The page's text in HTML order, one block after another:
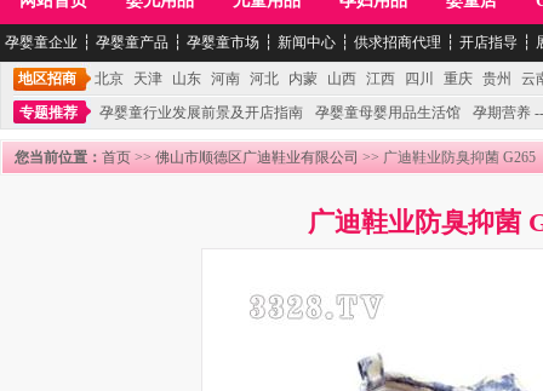
孕婴童企业 ┆ 孕婴童产品 ┆ 孕婴童市场 ┆ 新闻中心 ┆ 供求招商代理 ┆ 开店指导 ┆
地区招商 北京 天津 山东 河南 河北 内蒙 山西 江西 四川 重庆 贵州
云
专题推荐
孕婴童行业发展前景及开店指南 孕婴童母婴用品生活馆 孕期营养
您当前位置： 首页 >> 佛山市顺德区广迪鞋业有限公司 >> 广迪鞋业防臭抑菌 G265
广迪鞋业防臭抑菌